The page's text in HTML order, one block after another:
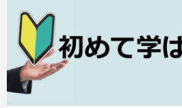
目的別
組織を強化したい